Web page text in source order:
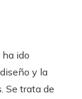
ha ido
y la
Se trata de